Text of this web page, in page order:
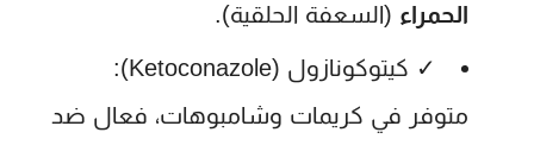
الحمراء (السعفة الحلقية).
✓ كيتوكونازول (Ketoconazole):
متوفر في كريمات وشامبوهات، فعال ضد